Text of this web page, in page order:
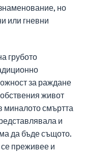
но
или гневни
грубото
за раждане
живот
миналото смъртта
и
да бъде същото.
преживее и